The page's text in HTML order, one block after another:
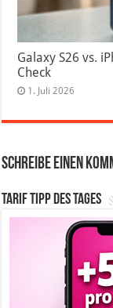
Galaxy S26 vs.
Check
1. Juli 2026
Schreibe einen
Tarif Tipp des Tages